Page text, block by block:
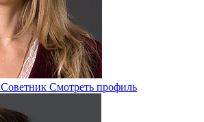
Советник Смотреть профиль